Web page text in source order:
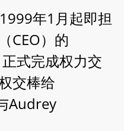
年1月起即担
CEO）的
式完成权力交
交棒给
Audrey